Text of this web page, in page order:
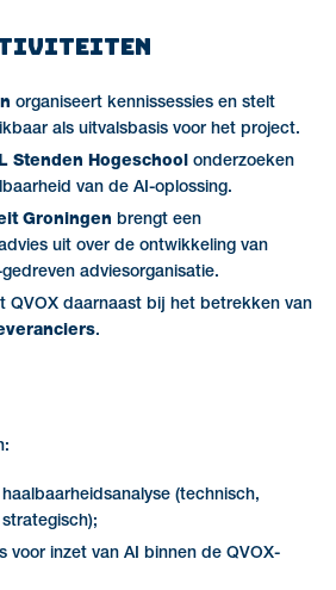
organiseert kennissessies en stelt
als uitvalsbasis voor het project.
Stenden Hogeschool
onderzoeken
van de AI-oplossing.
Groningen brengt een
uit over de ontwikkeling van
adviesorganisatie.
QVOX daarnaast bij het betrekken van
.
(technisch,
voor inzet van AI binnen de QVOX-